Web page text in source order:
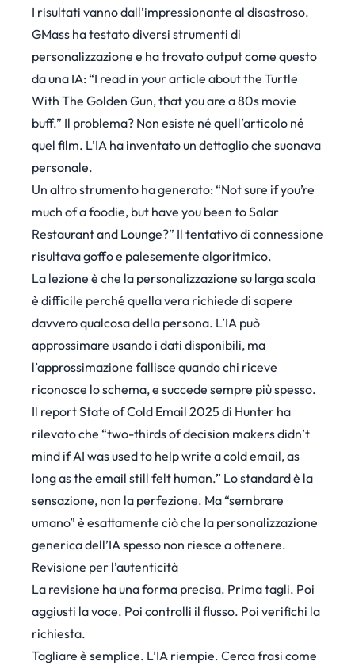
I risultati vanno dall’impressionante al disastroso.
GMass ha testato diversi strumenti di
personalizzazione e ha trovato output come questo
da una IA: “I read in your article about the Turtle
With The Golden Gun, that you are a 80s movie
buff.” Il problema? Non esiste né quell’articolo né
quel film. L’IA ha inventato un dettaglio che suonava
personale.
Un altro strumento ha generato: “Not sure if you’re
much of a foodie, but have you been to Salar
Restaurant and Lounge?” Il tentativo di connessione
risultava goffo e palesemente algoritmico.
La lezione è che la personalizzazione su larga scala
è difficile perché quella vera richiede di sapere
davvero qualcosa della persona. L’IA può
approssimare usando i dati disponibili, ma
l’approssimazione fallisce quando chi riceve
riconosce lo schema, e succede sempre più spesso.
Il report State of Cold Email 2025 di Hunter ha
rilevato che “two-thirds of decision makers didn’t
mind if AI was used to help write a cold email, as
long as the email still felt human.” Lo standard è la
sensazione, non la perfezione. Ma “sembrare
umano” è esattamente ciò che la personalizzazione
generica dell’IA spesso non riesce a ottenere.
Revisione per l’autenticità
La revisione ha una forma precisa. Prima tagli. Poi
aggiusti la voce. Poi controlli il flusso. Poi verifichi la
richiesta.
Tagliare è semplice. L’IA riempie. Cerca frasi come